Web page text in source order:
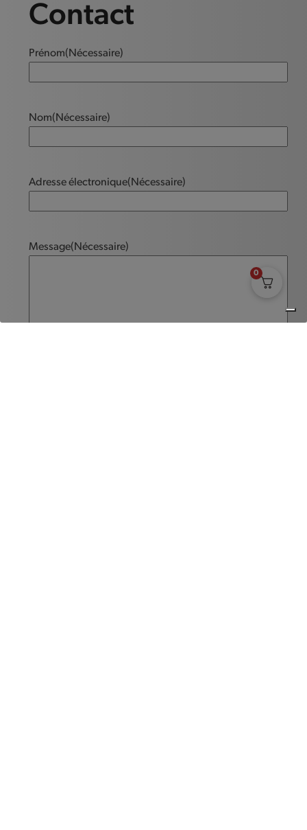
Contact
Prénom(Nécessaire)
Nom(Nécessaire)
Adresse électronique(Nécessaire)
Message(Nécessaire)
0